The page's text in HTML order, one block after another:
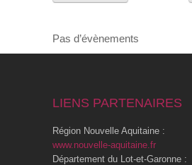
SOCIAL
SPORTS ET LOISIRS
Pas d’évènements
LIENS PARTENAIRES
Région Nouvelle Aquitaine :
www.nouvelle-aquitaine.fr
Département du Lot-et-Garonne :